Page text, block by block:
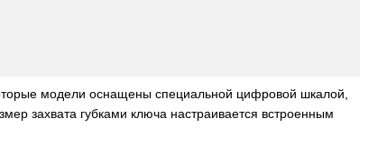
модели оснащены специальной цифровой шкалой,
захвата губками ключа настраивается встроенным